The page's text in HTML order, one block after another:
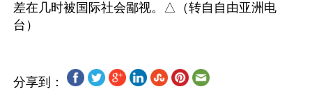
差在几时被国际社会鄙视。△（转自自由亚洲电
分享到：